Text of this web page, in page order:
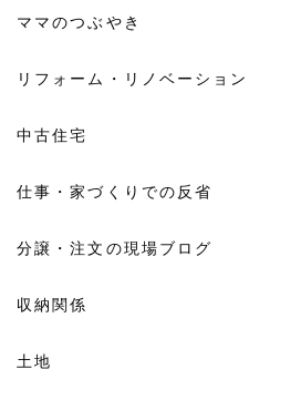
ママのつぶやき
リフォーム・リノベーション
中古住宅
仕事・家づくりでの反省
分譲・注文の現場ブログ
収納関係
土地